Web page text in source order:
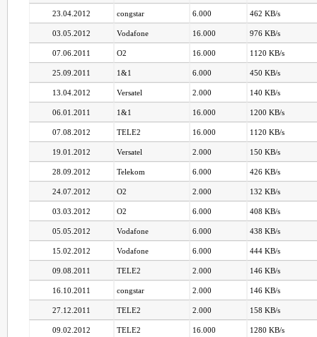
23.04.2012 congstar 6.000 462 KB/s
03.05.2012 Vodafone 16.000 976 KB/s
07.06.2011 O2 16.000 1120 KB/s
25.09.2011 1&1 6.000 450 KB/s
13.04.2012 Versatel 2.000 140 KB/s
06.01.2011 1&1 16.000 1200 KB/s
07.08.2012 TELE2 16.000 1120 KB/s
19.01.2012 Versatel 2.000 150 KB/s
28.09.2012 Telekom 6.000 426 KB/s
24.07.2012 O2 2.000 132 KB/s
03.03.2012 O2 6.000 408 KB/s
05.05.2012 Vodafone 6.000 438 KB/s
15.02.2012 Vodafone 6.000 444 KB/s
09.08.2011 TELE2 2.000 146 KB/s
16.10.2011 congstar 2.000 146 KB/s
27.12.2011 TELE2 2.000 158 KB/s
09.02.2012 TELE2 16.000 1280 KB/s